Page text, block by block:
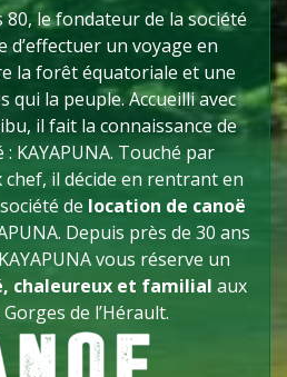
80, le fondateur de la société
d’effectuer un voyage en
la forêt équatoriale et une
qui la peuple. Accueilli avec
il fait la connaissance de
KAYAPUNA. Touché par
chef, il décide en rentrant en
de location de canoë
Depuis près de 30 ans
vous réserve un
chaleureux et familial aux
de l’Hérault.